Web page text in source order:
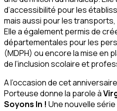
d’accessibilité pour les
mais aussi pour les
Elle a également permis de
départementales pour les
(MDPH) ou encore la mise en
de l’inclusion scolaire et
A l’occasion de cet
Porteuse donne la parole à
Soyons In ! Une nouvelle